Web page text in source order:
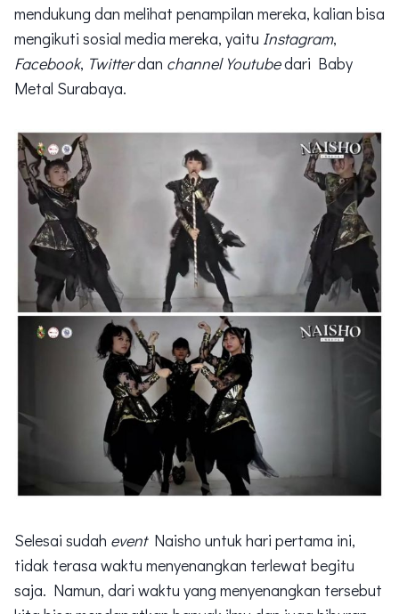
mendukung dan melihat penampilan mereka, kalian bisa
mengikuti sosial media mereka, yaitu Instagram,
Facebook, Twitterdan channel Youtubedari Baby
Metal Surabaya.
Selesai sudah eventNaisho untuk hari pertama ini,
tidak terasa waktu menyenangkan terlewat begitu
saja. Namun, dari waktu yang menyenangkan tersebut